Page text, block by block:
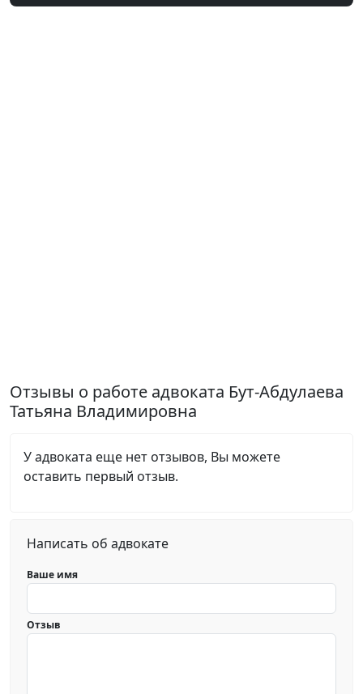
Отзывы о работе адвоката Бут-Абдулаева
Татьяна Владимировна
У адвоката еще нет отзывов, Вы можете
оставить первый отзыв.
Написать об адвокате
Ваше имя
Отзыв